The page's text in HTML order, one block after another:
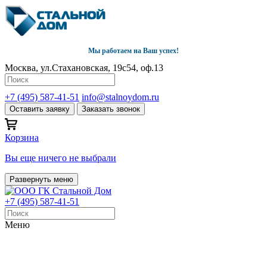
Мы работаем на Ваш успех!
Москва, ул.Стахановская, 19с54, оф.13
+7 (495) 587-41-51 info@stalnoydom.ru
Оставить заявку Заказать звонок
Корзина
Вы еще ничего не выбрали
Развернуть меню
+7 (495) 587-41-51
Меню